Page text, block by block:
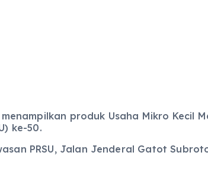
produk Usaha Mikro Kecil
ke-50.
PRSU, Jalan Jenderal Gatot